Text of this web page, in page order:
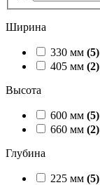
Ширина
330 мм (5)
405 мм (2)
Высота
600 мм (5)
660 мм (2)
Глубина
225 мм (5)